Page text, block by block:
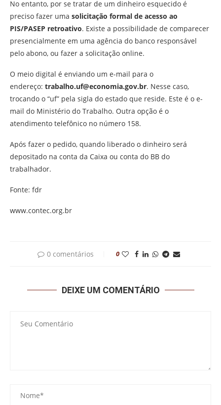
No entanto, por se tratar de um dinheiro esquecido é
preciso fazer uma solicitação formal de acesso ao
PIS/PASEP retroativo. Existe a possibilidade de comparecer
presencialmente em uma agência do banco responsável
pelo abono, ou fazer a solicitação online.
O meio digital é enviando um e-mail para o
endereço: trabalho.uf@economia.gov.br. Nesse caso,
trocando o “uf” pela sigla do estado que reside. Este é o e-
mail do Ministério do Trabalho. Outra opção é o
atendimento telefônico no número 158.
Após fazer o pedido, quando liberado o dinheiro será
depositado na conta da Caixa ou conta do BB do
trabalhador.
Fonte: fdr
www.contec.org.br
0 comentários 0
DEIXE UM COMENTÁRIO